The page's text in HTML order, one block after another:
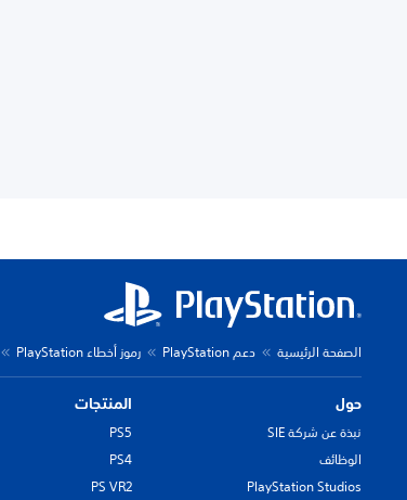
الصفحة الرئيسية دعم PlayStation رموز أخطاء PlayStation
حول
نبذة عن شركة SIE
الوظائف
PlayStation Studios
المنتجات
PS5
PS4
PS VR2